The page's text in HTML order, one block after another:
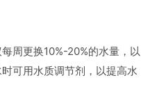
周更换10%-20%的水量，以
可用水质调节剂，以提高水